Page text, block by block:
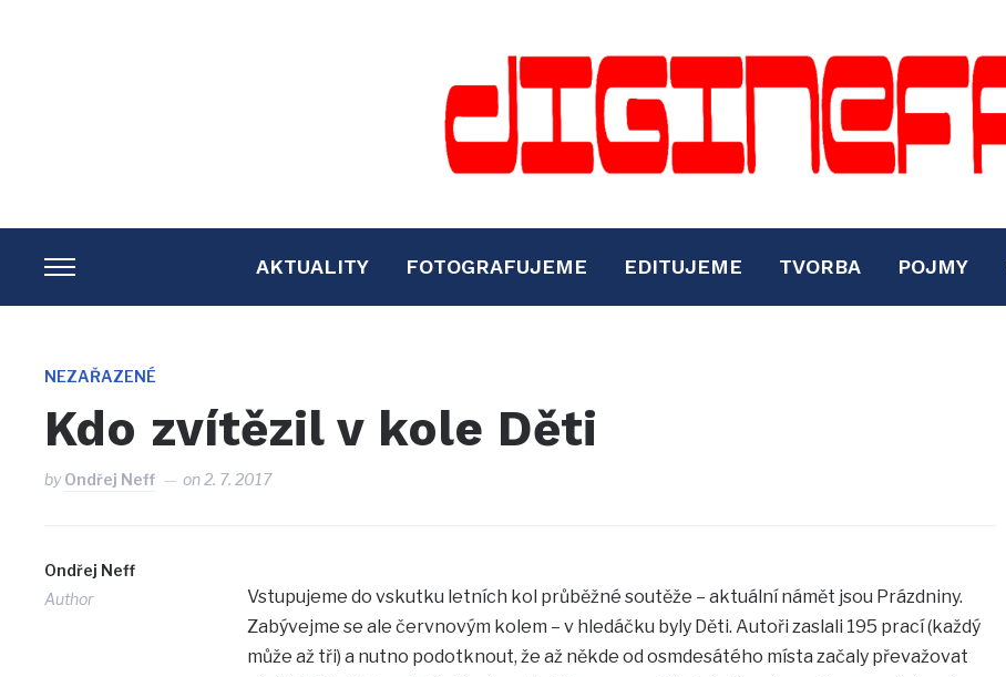
TOGGLE
SIDEBAR
NAVIGATION
AKTUALITY FOTOGRAFUJEME EDITUJEME TVORBA POJMY
NEZAŘAZENÉ
Kdo zvítězil v kole Děti
byOndřej Neff on2. 7. 2017
Ondřej Neff
Author
Vstupujeme do vskutku letních kol průběžné soutěže – aktuální námět jsou Prázdniny.
Zabývejme se ale červnovým kolem – v hledáčku byly Děti. Autoři zaslali 195 prací (každý
může až tři) a nutno podotknout, že až někde od osmdesátého místa začaly převažovat